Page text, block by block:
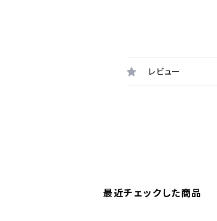
レビュー
最近チェックした商品